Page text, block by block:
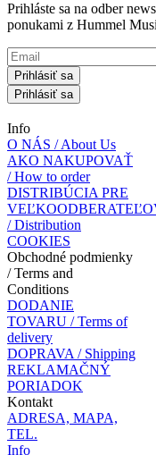
Prihláste sa na odber
ponukami z Hummel
Prihlásiť sa
Prihlásiť sa
Info
O NÁS / About Us
AKO NAKUPOVAŤ
/ How to order
DISTRIBÚCIA PRE
/ Distribution
COOKIES
Obchodné podmienky
/ Terms and
Conditions
DODANIE
TOVARU / Terms of
delivery
DOPRAVA / Shipping
REKLAMAČNÝ
PORIADOK
Kontakt
ADRESA, MAPA,
TEL.
Info